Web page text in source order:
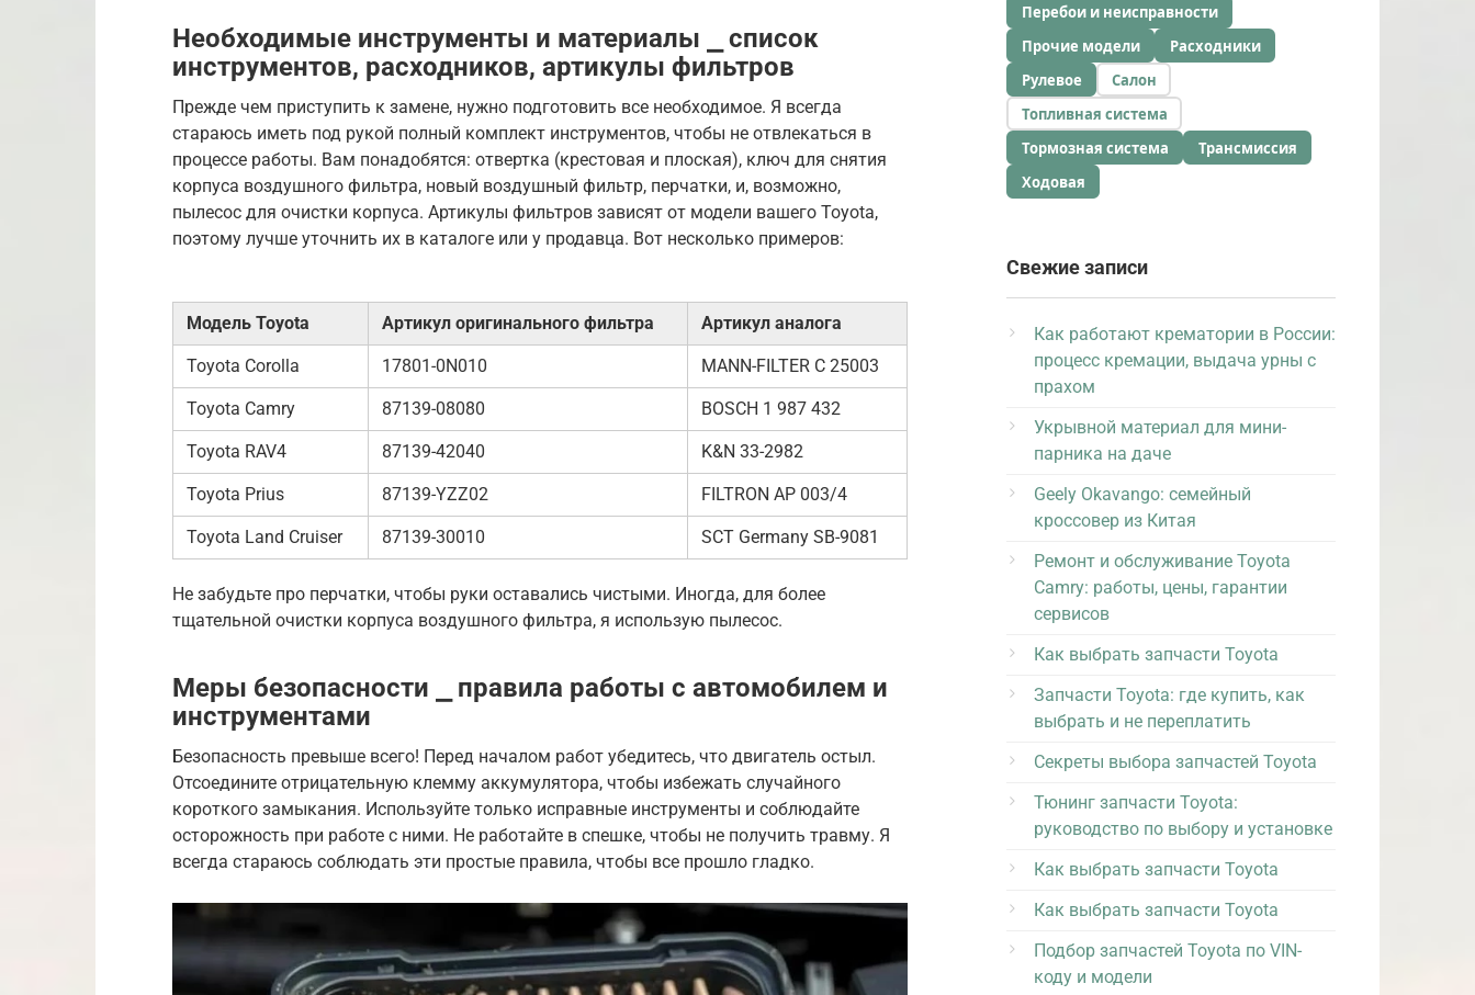
Необходимые инструменты и материалы ⎯ список
инструментов, расходников, артикулы фильтров
Прежде чем приступить к замене, нужно подготовить все необходимое. Я всегда
стараюсь иметь под рукой полный комплект инструментов, чтобы не отвлекаться в
процессе работы. Вам понадобятся: отвертка (крестовая и плоская), ключ для снятия
корпуса воздушного фильтра, новый воздушный фильтр, перчатки, и, возможно,
пылесос для очистки корпуса. Артикулы фильтров зависят от модели вашего Toyota,
поэтому лучше уточнить их в каталоге или у продавца. Вот несколько примеров:
Модель Toyota Артикул оригинального фильтра Артикул аналога
Toyota Corolla 17801-0N010 MANN-FILTER C 25003
Toyota Camry 87139-08080 BOSCH 1 987 432
Toyota RAV4 87139-42040 K&N 33-2982
Toyota Prius 87139-YZZ02 FILTRON AP 003/4
Toyota Land Cruiser 87139-30010 SCT Germany SB-9081
Не забудьте про перчатки, чтобы руки оставались чистыми. Иногда, для более
тщательной очистки корпуса воздушного фильтра, я использую пылесос.
Меры безопасности ⎯ правила работы с автомобилем и
инструментами
Безопасность превыше всего! Перед началом работ убедитесь, что двигатель остыл.
Отсоедините отрицательную клемму аккумулятора, чтобы избежать случайного
короткого замыкания. Используйте только исправные инструменты и соблюдайте
осторожность при работе с ними. Не работайте в спешке, чтобы не получить травму. Я
всегда стараюсь соблюдать эти простые правила, чтобы все прошло гладко.
Перебои и неисправности
Прочие модели
Расходники
Рулевое
Салон
Топливная система
Тормозная система
Трансмиссия
Ходовая
Свежие записи
Как работают крематории в России:
процесс кремации, выдача урны с
прахом
Укрывной материал для мини-
парника на даче
Geely Okavango: семейный
кроссовер из Китая
Ремонт и обслуживание Toyota
Camry: работы, цены, гарантии
сервисов
Как выбрать запчасти Toyota
Запчасти Toyota: где купить, как
выбрать и не переплатить
Секреты выбора запчастей Toyota
Тюнинг запчасти Toyota:
руководство по выбору и установке
Как выбрать запчасти Toyota
Как выбрать запчасти Toyota
Подбор запчастей Toyota по VIN-
коду и модели